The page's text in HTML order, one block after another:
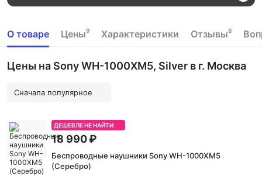
О товаре Цены9 Характеристики Отзывы8
Цены на Sony WH-1000XM5, Silver в г. Москва
Сначала популярное
ДЕШЕВЛЕ НЕ НАЙТИ
18 990 ₽
Беспроводные наушники Sony WH-1000XM5
(Серебро)